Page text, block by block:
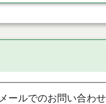
メールでのお問い合わせ